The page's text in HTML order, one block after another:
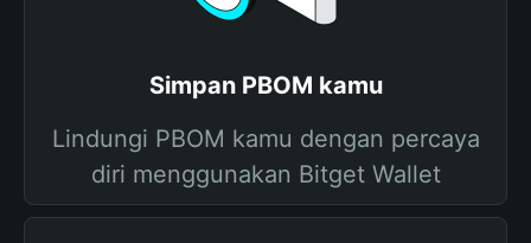
Simpan PBOM kamu
Lindungi PBOM kamu dengan percaya
diri menggunakan Bitget Wallet